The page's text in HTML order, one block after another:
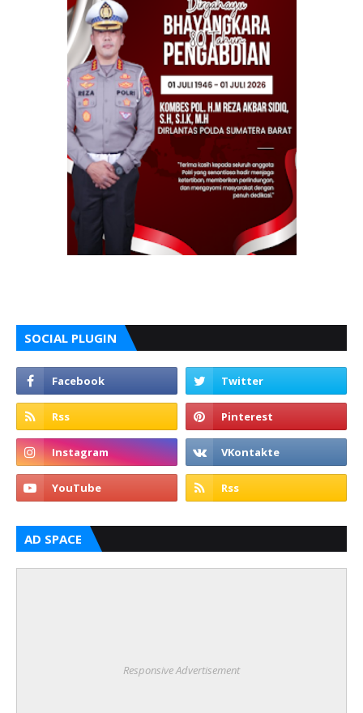
SOCIAL PLUGIN
AD SPACE
Responsive Advertisement